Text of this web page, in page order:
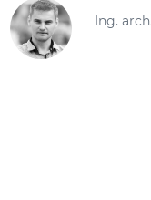
Ing.